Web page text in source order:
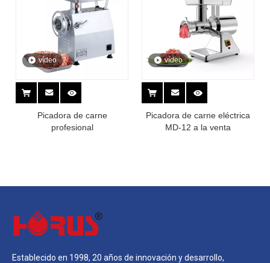
vídeo
Picadora de carne
profesional
vídeo
Picadora de carne eléctrica
MD-12 a la venta
Establecido en 1998, 20 años de innovación y desarrollo,